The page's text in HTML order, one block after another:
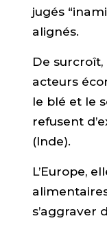
jugés
alignés.
De
acteurs
le blé et le
refusent
(Inde).
L’Europe,
s’aggraver